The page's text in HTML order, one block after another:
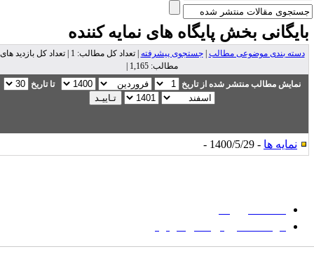
بخش پایگاه های نمایه کننده
دسته بندی موضوعی مطالب|جستجوی پیشرفته
| تعداد کل مطالب: 1 | تعداد کل بازدید های
مطالب: 1,165 |
نمایش مطالب منتشر شده از تاریخ
تا تاریخ
نمایه ها- 1400/5/29 -
دانشگاه بیرجند
مؤسسه آموزش عالی فردوس